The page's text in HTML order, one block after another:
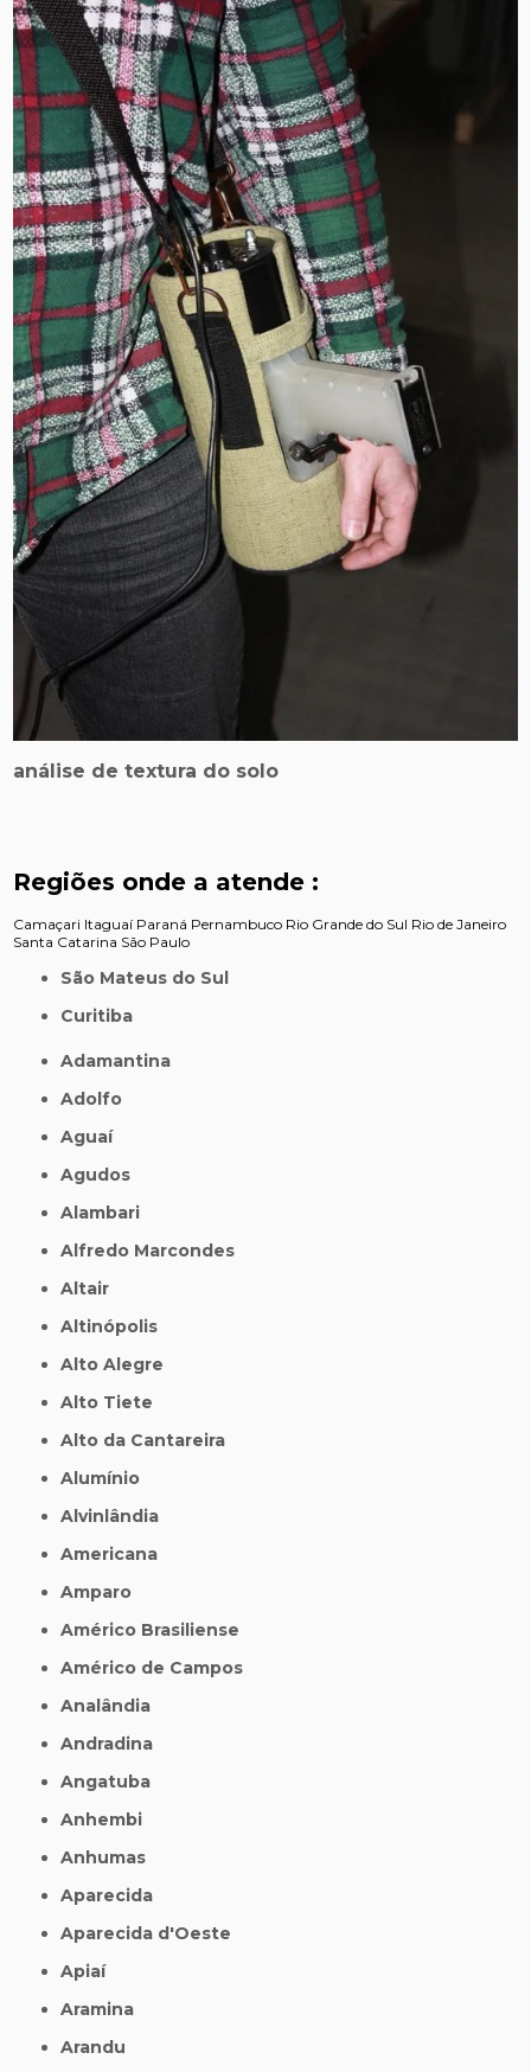
análise de textura do solo
Regiões onde a atende :
Camaçari Itaguaí Paraná Pernambuco Rio Grande do Sul Rio de Janeiro
Santa Catarina São Paulo
São Mateus do Sul
Curitiba
Adamantina
Adolfo
Aguaí
Agudos
Alambari
Alfredo Marcondes
Altair
Altinópolis
Alto Alegre
Alto Tiete
Alto da Cantareira
Alumínio
Alvinlândia
Americana
Amparo
Américo Brasiliense
Américo de Campos
Analândia
Andradina
Angatuba
Anhembi
Anhumas
Aparecida
Aparecida d'Oeste
Apiaí
Aramina
Arandu